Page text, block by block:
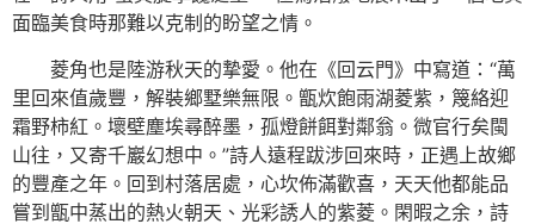
面臨美食時那難以克制的盼望之情。
菱角也是陸游秋天的摯愛。他在《回云門》中寫道：“萬
里回來值歲豐，解裝鄉墅樂無限。甑炊飽雨湖菱紫，篾絡迎
霜野柿紅。壞壁塵埃尋醉墨，孤燈餅餌對鄰翁。微官行矣閩
山往，又寄千巖幻想中。”詩人遠程跋涉回來時，正遇上故鄉
的豐產之年。回到村落居處，心坎佈滿歡喜，天天他都能品
嘗到甑中蒸出的熱火朝天、光彩誘人的紫菱。閑暇之余，詩